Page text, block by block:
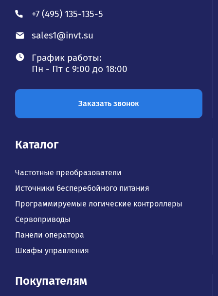
+7 (495) 135-135-5
sales1@invt.su
График работы:
Пн - Пт с 9:00 до 18:00
Заказать звонок
Каталог
Частотные преобразователи
Источники бесперебойного питания
Программируемые логические контроллеры
Сервоприводы
Панели оператора
Шкафы управления
Покупателям